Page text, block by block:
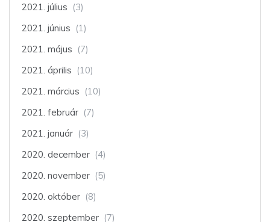
2021. július (3)
2021. június (1)
2021. május (7)
2021. április (10)
2021. március (10)
2021. február (7)
2021. január (3)
2020. december (4)
2020. november (5)
2020. október (8)
2020. szeptember (7)